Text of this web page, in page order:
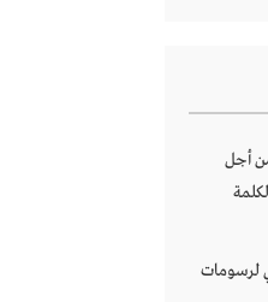
أجل
لرسومات